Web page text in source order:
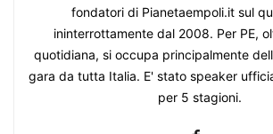
fondatori di Pianetaempoli.it sul
ininterrottamente dal 2008. Per PE,
quotidiana, si occupa principalmente
gara da tutta Italia. E' stato speaker
per 5 stagioni.